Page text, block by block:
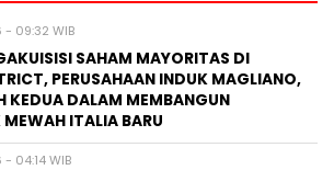
09:32 WIB
SAHAM MAYORITAS DI
PERUSAHAAN INDUK MAGLIANO,
KEDUA DALAM MEMBANGUN
ITALIA BARU
04:14 WIB